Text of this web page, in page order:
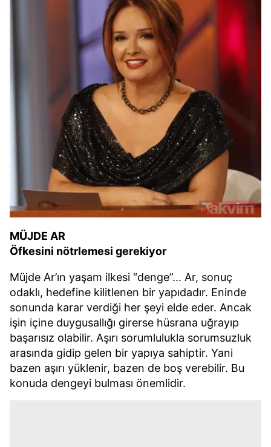
MÜJDE AR
Öfkesini nötrlemesi gerekiyor
Müjde Ar’ın yaşam ilkesi “denge”... Ar, sonuç
odaklı, hedefine kilitlenen bir yapıdadır. Eninde
sonunda karar verdiği her şeyi elde eder. Ancak
işin içine duygusallığı girerse hüsrana uğrayıp
başarısız olabilir. Aşırı sorumlulukla sorumsuzluk
arasında gidip gelen bir yapıya sahiptir. Yani
bazen aşırı yüklenir, bazen de boş verebilir. Bu
konuda dengeyi bulması önemlidir.